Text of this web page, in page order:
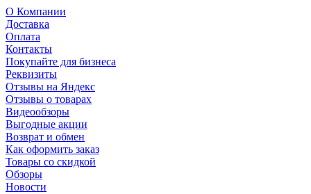
О Компании
Доставка
Оплата
Контакты
Покупайте для бизнеса
Реквизиты
Отзывы на Яндекс
Отзывы о товарах
Видеообзоры
Выгодные акции
Возврат и обмен
Как оформить заказ
Товары со скидкой
Обзоры
Новости